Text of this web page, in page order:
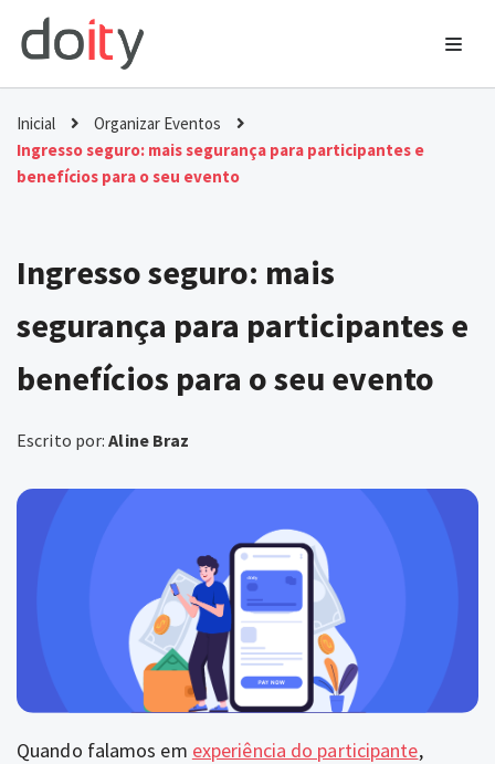
Ir
para
Inicial
Organizar Eventos
Ingresso seguro: mais segurança para participantes e
benefícios para o seu evento
Ingresso seguro: mais
segurança para participantes e
benefícios para o seu evento
Quando falamos em experiência do participante,